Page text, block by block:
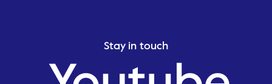
Stay in touch